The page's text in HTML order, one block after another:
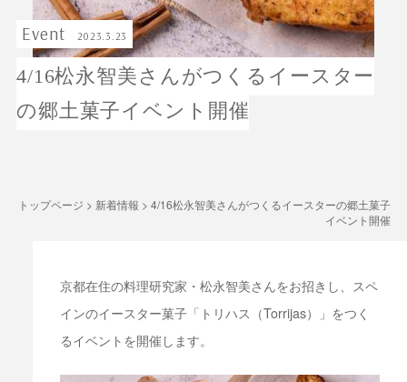
Event 2023.3.23
4/16松永智美さんがつくるイースター
の郷土菓子イベント開催
トップページ > 新着情報 >4/16松永智美さんがつくるイースターの郷土菓子
イベント開催
京都在住の料理研究家・松永智美さんをお招きし、スペ
インのイースター菓子「トリハス（Torrijas）」をつく
るイベントを開催します。